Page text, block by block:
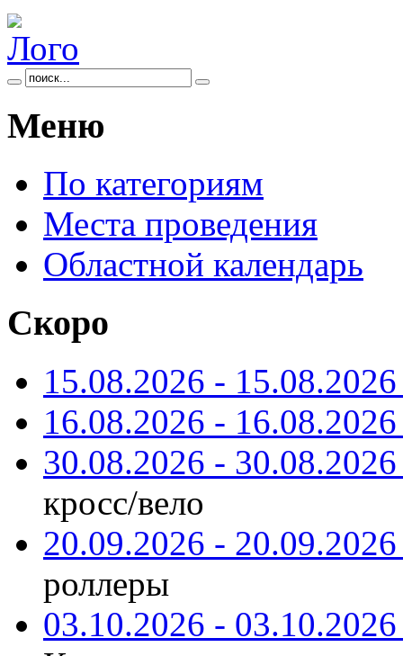
Меню
По категориям
Места проведения
Областной календарь
Скоро
15.08.2026 -
16.08.2026 -
30.08.2026 -
кросс/вело
20.09.2026 -
роллеры
03.10.2026 -